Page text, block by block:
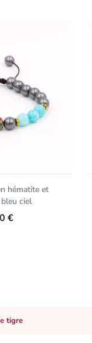
hématite et
ciel
€
tigre